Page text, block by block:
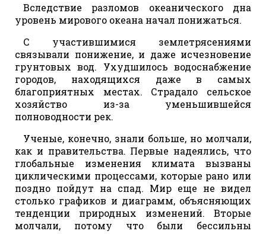
Вследствие разломов океанического дна
уровень мирового океана начал понижаться.
С участившимися землетрясениями
связывали понижение, и даже исчезновение
грунтовых вод. Ухудшилось водоснабжение
городов, находящихся даже в самых
благоприятных местах. Страдало сельское
хозяйство из-за уменьшившейся
полноводности рек.
Ученые, конечно, знали больше, но молчали,
как и правительства. Первые надеялись, что
глобальные изменения климата вызваны
циклическими процессами, которые рано или
поздно пойдут на спад. Мир еще не видел
столько графиков и диаграмм, объясняющих
тенденции природных изменений. Вторые
молчали, потому что были бессильны